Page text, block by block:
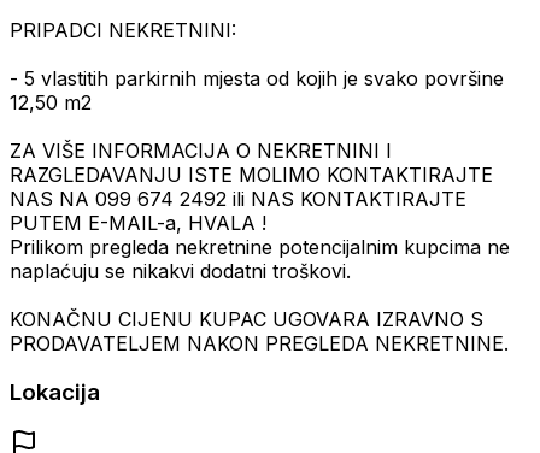
PRIPADCI NEKRETNINI:
- 5 vlastitih parkirnih mjesta od kojih je svako površine
12,50 m2
ZA VIŠE INFORMACIJA O NEKRETNINI I
RAZGLEDAVANJU ISTE MOLIMO KONTAKTIRAJTE
NAS NA 099 674 2492 ili NAS KONTAKTIRAJTE
PUTEM E-MAIL-a, HVALA !
Prilikom pregleda nekretnine potencijalnim kupcima ne
naplaćuju se nikakvi dodatni troškovi.
KONAČNU CIJENU KUPAC UGOVARA IZRAVNO S
PRODAVATELJEM NAKON PREGLEDA NEKRETNINE.
Lokacija